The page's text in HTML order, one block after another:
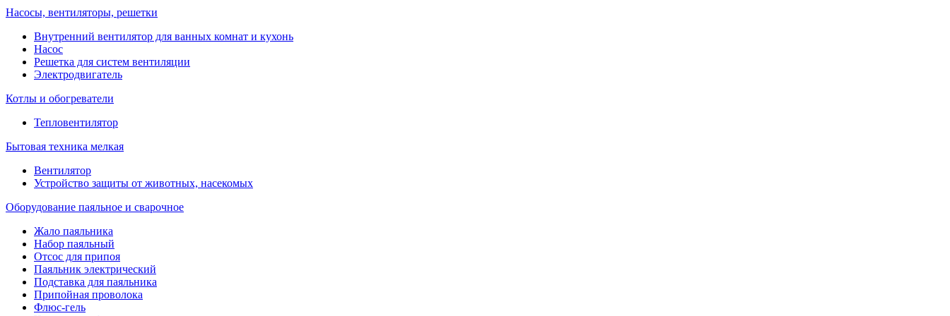
Насосы, вентиляторы, решетки
Внутренний вентилятор для ванных комнат и кухонь
Насос
Решетка для систем вентиляции
Электродвигатель
Котлы и обогреватели
Тепловентилятор
Бытовая техника мелкая
Вентилятор
Устройство защиты от животных, насекомых
Оборудование паяльное и сварочное
Жало паяльника
Набор паяльный
Отсос для припоя
Паяльник электрический
Подставка для паяльника
Припойная проволока
Флюс-гель